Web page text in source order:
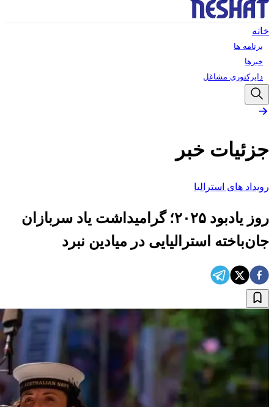
خانه
برنامه ها
خبرها
دایرکتوری مشاغل
جزئیات خبر
رویداد های استرالیا
روز یادبود ۲۰۲۵؛ گرامیداشت یاد سربازان
جان‌باخته استرالیایی در میادین نبرد